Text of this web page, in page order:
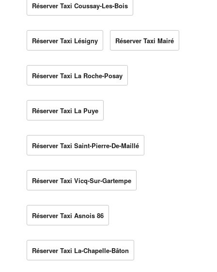
Réserver Taxi Coussay-Les-Bois
Réserver Taxi Lésigny Réserver Taxi Mairé
Réserver Taxi La Roche-Posay
Réserver Taxi La Puye
Réserver Taxi Saint-Pierre-De-Maillé
Réserver Taxi Vicq-Sur-Gartempe
Réserver Taxi Asnois 86
Réserver Taxi La-Chapelle-Bâton